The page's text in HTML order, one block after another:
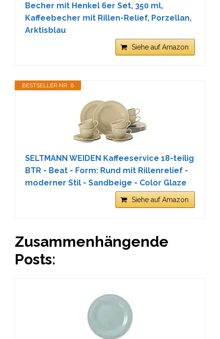
Becher mit Henkel 6er Set, 350 ml,
Kaffeebecher mit Rillen-Relief, Porzellan,
Arktisblau
Siehe auf Amazon
BESTSELLER NR. 6
SELTMANN WEIDEN Kaffeeservice 18-teilig
BTR - Beat - Form: Rund mit Rillenrelief -
moderner Stil - Sandbeige - Color Glaze
Siehe auf Amazon
Zusammenhängende
Posts: